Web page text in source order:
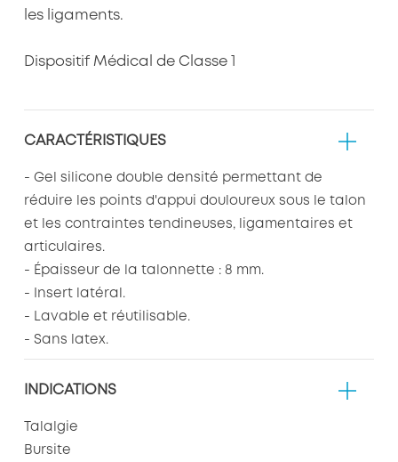
les ligaments.
Dispositif Médical de Classe 1
CARACTÉRISTIQUES
- Gel silicone double densité permettant de
réduire les points d'appui douloureux sous le talon
et les contraintes tendineuses, ligamentaires et
articulaires.
- Épaisseur de la talonnette : 8 mm.
- Insert latéral.
- Lavable et réutilisable.
- Sans latex.
INDICATIONS
Talalgie
Bursite